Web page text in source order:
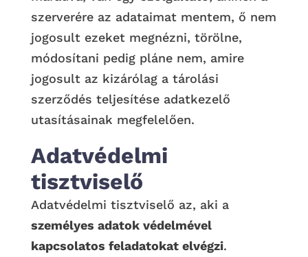
szerverére az adataimat mentem, ő nem
jogosult ezeket megnézni, törölne,
módosítani pedig pláne nem, amire
jogosult az kizárólag a tárolási
szerződés teljesítése adatkezelő
utasításainak megfelelően.
Adatvédelmi
tisztviselő
Adatvédelmi tisztviselő az, aki a
személyes adatok védelmével
kapcsolatos feladatokat elvégzi.